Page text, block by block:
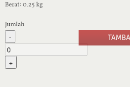
Berat: 0.25 kg
Jumlah
-
+